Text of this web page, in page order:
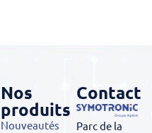
Nos
produits
Nouveautés
Contact
Parc de la